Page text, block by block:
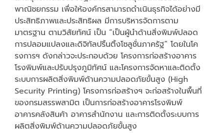
พาณิชยกรรม เพื่อให้องค์กรสามารถดำเนินธุรกิจได้อย่างมี
ประสิทธิภาพและประสิทธิผล มีการบริหารจัดการตาม
มาตรฐาน ตามวิสัยทัศน์ เป็น “เป็นผู้นำด้านสิ่งพิมพ์ปลอด
การปลอมแปลงและดิจิทัลปริ้นติ้งโซลูชั่นภาครัฐ” โดยในโค
รงการฯ ดังกล่าวจะประกอบด้วย โครงการก่อสร้างอาคาร
โรงพิมพ์และปรับปรุงภูมิทัศน์ และโครงการจัดหาและติดตั้ง
ระบบการผลิตสิ่งพิมพ์ด้านความปลอดภัยขั้นสูง (High
Security Printing) โครงการก่อสร้างฯ จะก่อสร้างในพื้นที่
ของกรมสรรพสามิต เป็นการก่อสร้างอาคารโรงพิมพ์
อาคารคลังสินค้า อาคารสำนักงาน และการติดตั้งระบบการ
ผลิตสิ่งพิมพ์ด้านความปลอดภัยขั้นสูง